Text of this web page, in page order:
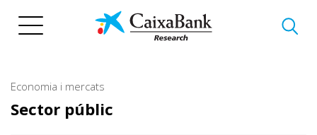
Economia i mercats
Sector públic